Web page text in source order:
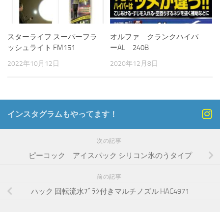
スターライフ スーパーフラ
ッシュライト FM151
2022年10月12日
オルファ クランクハイパ
ーAL 240B
2020年12月8日
インスタグラムもやってます！
次の記事
ピーコック アイスパック シリコン氷のうタイプ
前の記事
ハック 回転流水ﾌﾞﾗｼ付きマルチノズル HAC4971